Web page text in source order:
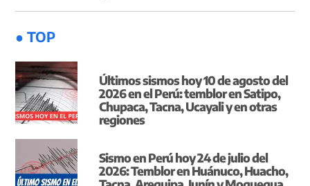
● TOP
Últimos sismos hoy 10 de agosto del
2026 en el Perú: temblor en Satipo,
Chupaca, Tacna, Ucayali y en otras
regiones
Sismo en Perú hoy 24 de julio del
2026: Temblor en Huánuco, Huacho,